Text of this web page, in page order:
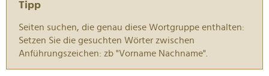
Tipp
Seiten suchen, die genau diese Wortgruppe enthalten:
Setzen Sie die gesuchten Wörter zwischen
Anführungszeichen: zb "Vorname Nachname".